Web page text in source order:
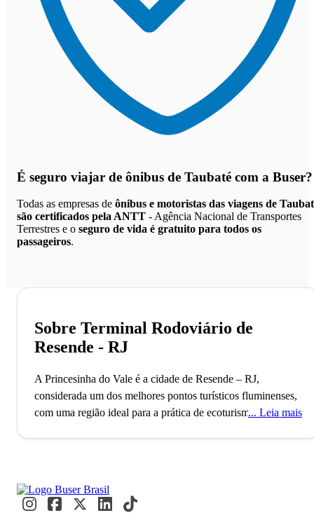
É seguro viajar de ônibus de Taubaté com a Buser?
Todas as empresas de ônibus e motoristas das viagens de
são certificados pela ANTT - Agência Nacional de Transportes
Terrestres e o seguro de vida é gratuito para todos os
passageiros.
Sobre Terminal Rodoviário de
Resende - RJ
A Princesinha do Vale é a cidade de Resende – RJ,
considerada um dos melhores pontos turísticos fluminenses,
com uma região ideal para a prática de ecoturismo. A
industrial e universitário com mais de 129 mil habitantes.
Estudantes e militares convivem diariamente em um
Leia mais